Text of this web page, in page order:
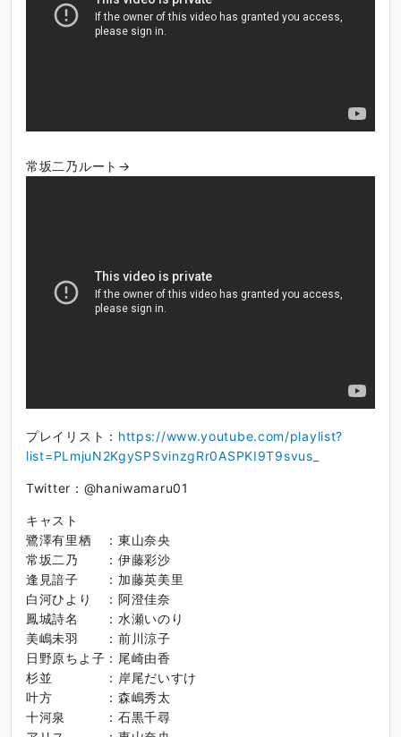
常坂二乃ルート→
プレイリスト： https://www.youtube.com/playlist?
list=PLmjuN2KgySPSvinzgRr0ASPKI9T9svus_
Twitter：@haniwamaru01
キャスト
鷺澤有里栖 ：東山奈央
常坂二乃 ：伊藤彩沙
逢見諳子 ：加藤英美里
白河ひより ：阿澄佳奈
鳳城詩名 ：水瀬いのり
美嶋未羽 ：前川涼子
日野原ちよ子：尾崎由香
杉並 ：岸尾だいすけ
叶方 ：森嶋秀太
十河泉 ：石黒千尋